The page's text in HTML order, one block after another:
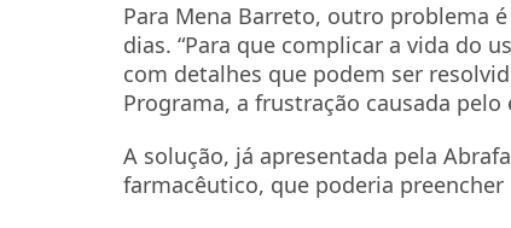
Para Mena Barreto, outro problema
dias. “Para que complicar a vida do
com detalhes que podem ser
Programa, a frustração causada
A solução, já apresentada pela
farmacêutico, que poderia